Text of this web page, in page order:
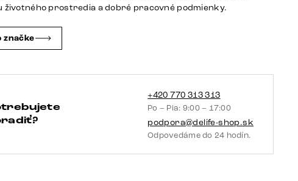
biela
pružina
životného prostredia a dobré pracovné podmienky.
značke
+420 770 313 313
Po – Pia: 9:00 – 17:00
podpora@delife-shop.sk
Odpovedáme do 24 hodín.